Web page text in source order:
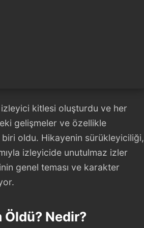
izleyici kitlesi oluşturdu ve her
gelişmeler ve özellikle
oldu. Hikayenin sürükleyiciliği,
izleyicide unutulmaz izler
genel teması ve karakter
Öldü? Nedir?